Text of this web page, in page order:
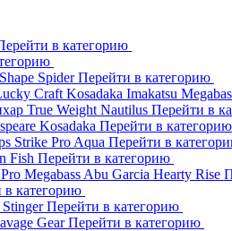
в категорию
Shape SpiderПерейти в категорию
Craft Kosadaka Imakatsu
True Weight Nautilus Перейти в
Kosadaka Перейти в категорию
Strike Pro Aqua Перейти в
Fish Перейти в категорию
Megabass Abu Garcia Hearty Rise
в категорию
StingerПерейти в категорию
GearПерейти в категорию